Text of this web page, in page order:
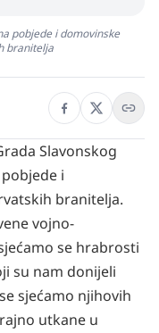
pobjede i domovinske
branitelja
Slavonskog
i
branitelja.
vojno-
se hrabrosti
su nam donijeli
sjećamo njihovih
utkane u